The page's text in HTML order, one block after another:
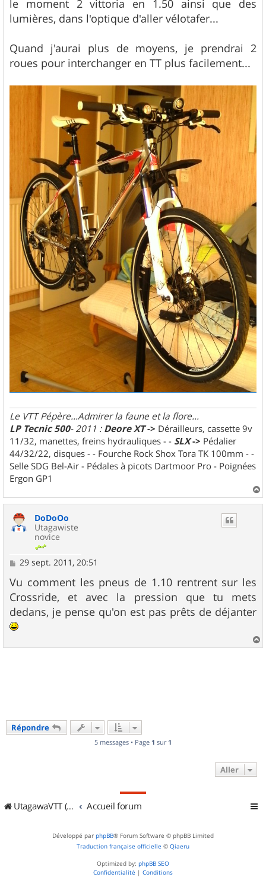
a
g
e
le moment 2 vittoria en 1.50 ainsi que des
lumières, dans l'optique d'aller vélotafer...
Quand j'aurai plus de moyens, je prendrai 2
roues pour interchanger en TT plus facilement...
Le VTT Pépère...Admirer la faune et la flore...
LP Tecnic 500- 2011 : Deore XT-> Dérailleurs, cassette 9v
11/32, manettes, freins hydrauliques - - SLX-> Pédalier
44/32/22, disques - - Fourche Rock Shox Tora TK 100mm - -
Selle SDG Bel-Air - Pédales à picots Dartmoor Pro - Poignées
Ergon GP1
a
DoDoOo
Utagawiste
novice
M
s
s
a
g
e
29 sept. 2011, 20:51
Vu comment les pneus de 1.10 rentrent sur les
Crossride, et avec la pression que tu mets
dedans, je pense qu'on est pas prêts de déjanter
a
Répondre
5 messages • Page 1 sur 1
Aller
UtagawaVTT (Randos VTT et VTTAE avec traces GPS) Accueil forum
Développé par phpBB® Forum Software © phpBB Limited
Traduction française officielle © Qiaeru
Optimized by: phpBB SEO
Confidentialité | Conditions